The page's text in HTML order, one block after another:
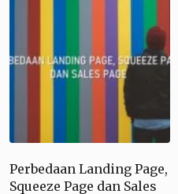
Perbedaan Landing Page,
Squeeze Page dan Sales